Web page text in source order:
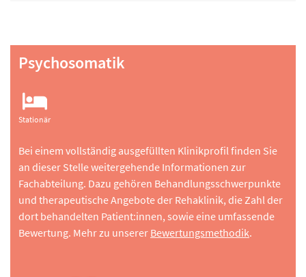
Psychosomatik
Stationär
Bei einem vollständig ausgefüllten Klinikprofil finden Sie
an dieser Stelle weitergehende Informationen zur
Fachabteilung. Dazu gehören Behandlungsschwerpunkte
und therapeutische Angebote der Rehaklinik, die Zahl der
dort behandelten Patient:innen, sowie eine umfassende
Bewertung. Mehr zu unserer Bewertungsmethodik.